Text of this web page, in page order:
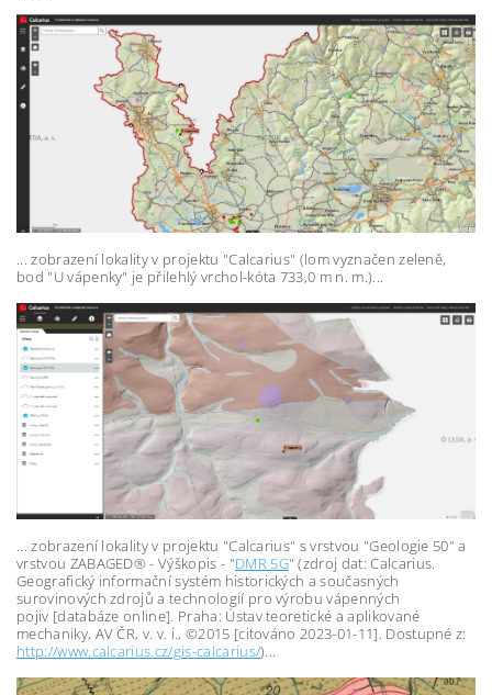
... zobrazení lokality v projektu "Calcarius" (lom vyznačen zeleně,
bod "U vápenky" je přilehlý vrchol-kóta 733,0 m n. m.)...
... zobrazení lokality v projektu "Calcarius" s vrstvou "Geologie 50" a
vrstvou ZABAGED® - Výškopis - "DMR 5G" (zdroj dat: Calcarius.
Geografický informační systém historických a současných
surovinových zdrojů a technologií pro výrobu vápenných
pojiv [databáze online]. Praha: Ústav teoretické a aplikované
mechaniky, AV ČR, v. v. i., ©2015 [citováno 2023-01-11]. Dostupné z:
http://www.calcarius.cz/gis-calcarius/)...